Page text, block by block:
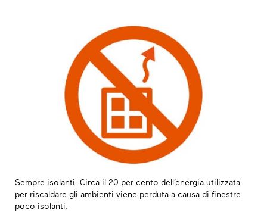
Sempre isolanti. Circa il 20 per cento dell’energia utilizzata
per riscaldare gli ambienti viene perduta a causa di finestre
poco isolanti.